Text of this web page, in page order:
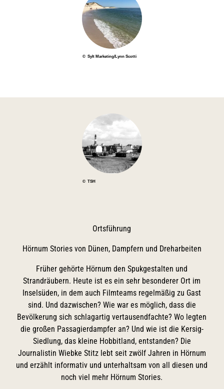
© Sylt Marketing/Lynn Scotti
© TSH
Ortsführung
Hörnum Stories von Dünen, Dampfern und Dreharbeiten
Früher gehörte Hörnum den Spukgestalten und
Strandräubern. Heute ist es ein sehr besonderer Ort im
Inselsüden, in dem auch Filmteams regelmäßig zu Gast
sind. Und dazwischen? Wie war es möglich, dass die
Bevölkerung sich schlagartig vertausendfachte? Wo legten
die großen Passagierdampfer an? Und wie ist die Kersig-
Siedlung, das kleine Hobbitland, entstanden? Die
Journalistin Wiebke Stitz lebt seit zwölf Jahren in Hörnum
und erzählt informativ und unterhaltsam von all diesen und
noch viel mehr Hörnum Stories.